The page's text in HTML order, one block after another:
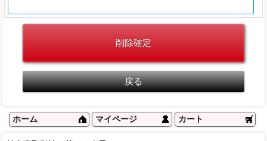
ホーム マイページ カート